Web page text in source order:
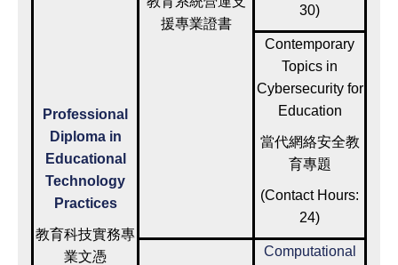
Professional
Diploma in
Educational
Technology
Practices
教育科技實務專
業文憑
援專業證書
30)
Contemporary
Topics in
Cybersecurity for
Education
當代網絡安全教
育專題
(Contact Hours:
24)
Computational